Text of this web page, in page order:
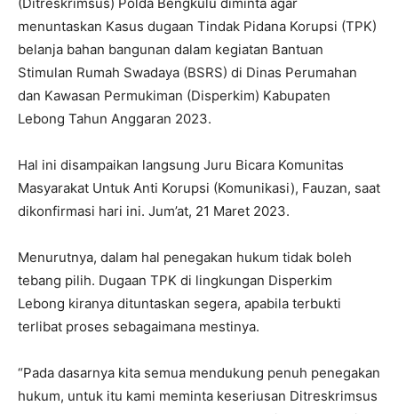
menuntaskan Kasus dugaan Tindak Pidana Korupsi (TPK)
belanja bahan bangunan dalam kegiatan Bantuan
Stimulan Rumah Swadaya (BSRS) di Dinas Perumahan
dan Kawasan Permukiman (Disperkim) Kabupaten
Lebong Tahun Anggaran 2023.
Hal ini disampaikan langsung Juru Bicara Komunitas
Masyarakat Untuk Anti Korupsi (Komunikasi), Fauzan, saat
dikonfirmasi hari ini. Jum’at, 21 Maret 2023.
Menurutnya, dalam hal penegakan hukum tidak boleh
tebang pilih. Dugaan TPK di lingkungan Disperkim
Lebong kiranya dituntaskan segera, apabila terbukti
terlibat proses sebagaimana mestinya.
“Pada dasarnya kita semua mendukung penuh penegakan
hukum, untuk itu kami meminta keseriusan Ditreskrimsus